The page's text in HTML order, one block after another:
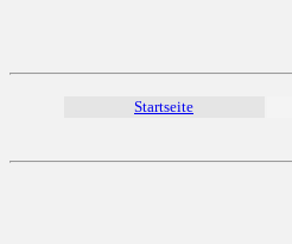
Startseite